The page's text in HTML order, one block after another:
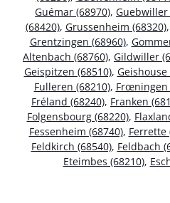
Guémar (68970), Guebwiller
(68420), Grussenheim (68320),
Grentzingen (68960),
Altenbach (68760), Gildwiller
Geispitzen (68510), Geishouse
Fulleren (68210), Frœningen
Fréland (68240), Franken
Folgensbourg (68220),
Fessenheim (68740), Ferrette
Feldkirch (68540), Feldbach
Eteimbes (68210),